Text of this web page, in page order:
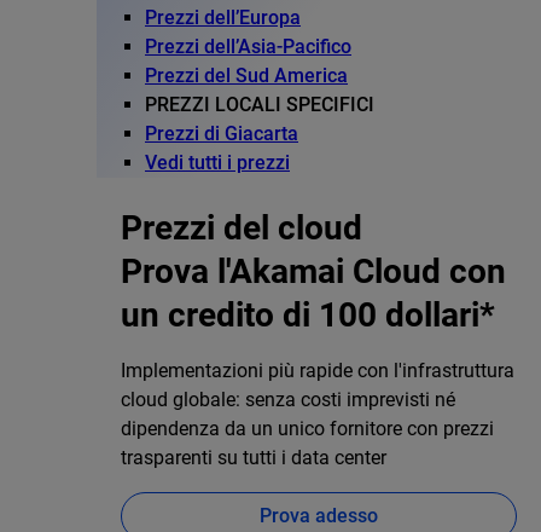
Prezzi dell’Europa
Prezzi dell’Asia-Pacifico
Prezzi del Sud America
PREZZI LOCALI SPECIFICI
Prezzi di Giacarta
Vedi tutti i prezzi
Prezzi del cloud
Prova l'Akamai Cloud con
un credito di 100 dollari*
Implementazioni più rapide con l'infrastruttura
cloud globale: senza costi imprevisti né
dipendenza da un unico fornitore con prezzi
trasparenti su tutti i data center
Prova adesso